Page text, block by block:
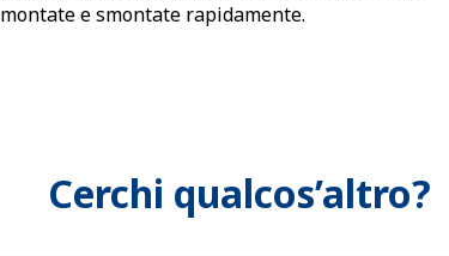
montate e smontate rapidamente.
Cerchi qualcos’altro?